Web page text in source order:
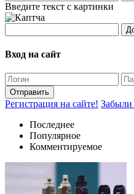
Введите текст с картинки
Вход на сайт
Отправить
Регистрация на сайте! Забыли
Последнее
Популярное
Комментируемое